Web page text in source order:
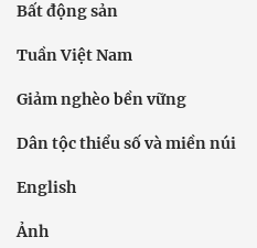
Bất động sản
Tuần Việt Nam
Giảm nghèo bền vững
Dân tộc thiểu số và miền núi
English
Ảnh